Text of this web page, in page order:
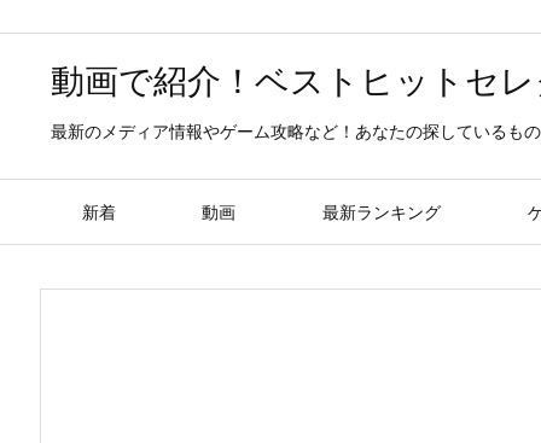
動画で紹介！ベストヒットセ
最新のメディア情報やゲーム攻略など！あなたの探しているも
新着 動画 最新ランキング